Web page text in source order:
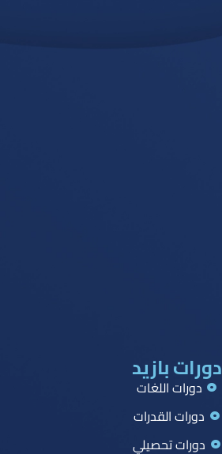
دورات بازيد
دورات اللغات
دورات القدرات
دورات تحصيلي